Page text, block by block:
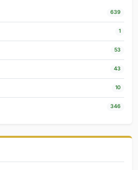
639
1
53
43
10
346